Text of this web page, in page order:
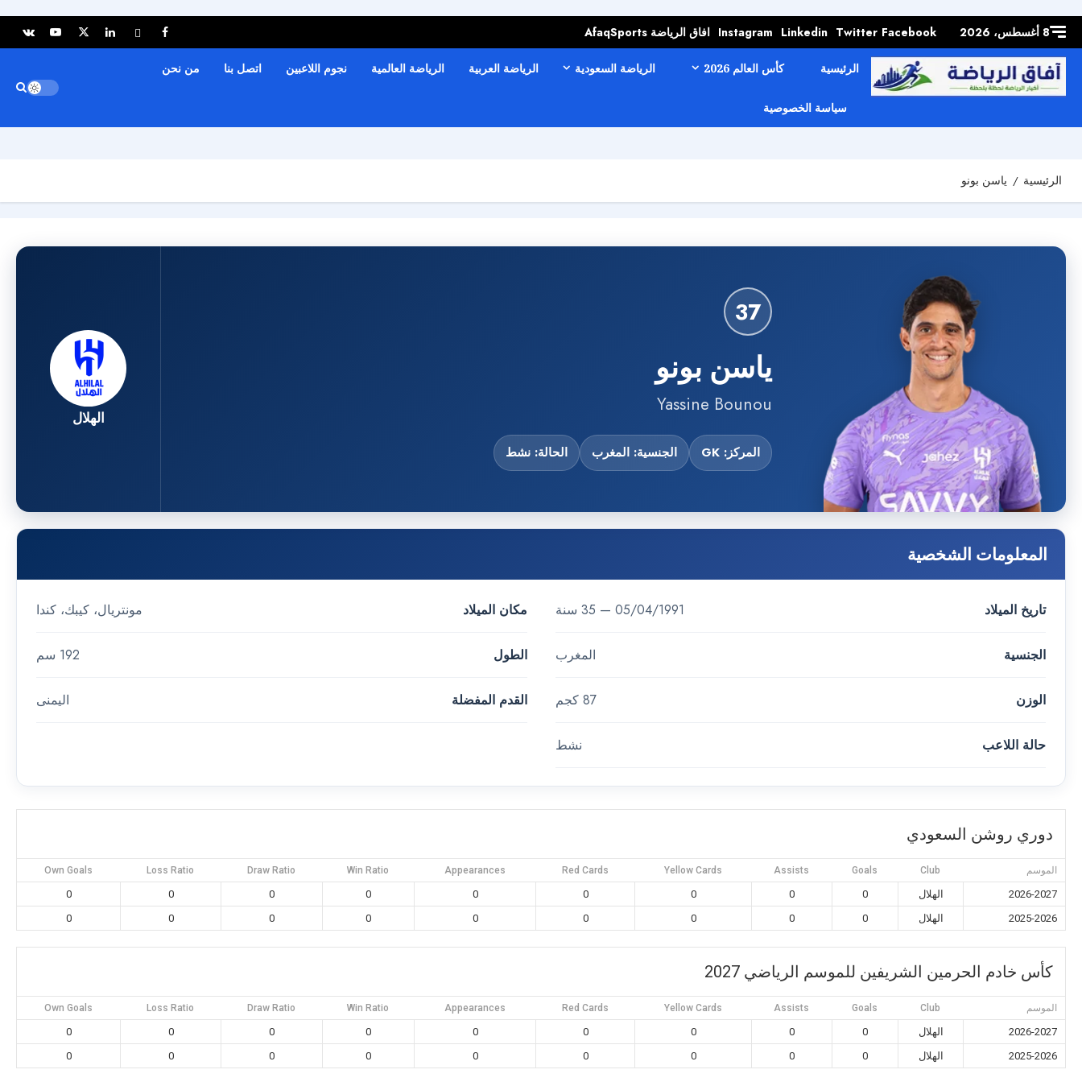
content8 أغسطس، 2026 Facebook
Twitter
Linkedin
Instagram افاق الرياضة AfaqSports
الرئيسية كأس العالم 2026 الرياضة السعودية الرياضة العربية الرياضة العالمية نجوم اللاعبين اتصل بنا من نحن
سياسة الخصوصية
الرئيسية ياسن بونو
37
ياسن بونو
Yassine Bounou
المركز: GK الجنسية: المغرب الحالة: نشط
الهلال
المعلومات الشخصية
تاريخ الميلاد 05/04/1991 — 35 سنة مكان الميلاد مونتريال، كيبك، كندا
الجنسية المغرب الطول 192 سم
الوزن 87 كجم القدم المفضلة اليمنى
حالة اللاعب نشط
دوري روشن السعودي
الموسم Club
Goals
Assists
Yellow Cards
Red Cards
Appearances
Win Ratio
Draw Ratio
Loss Ratio
Own Goals
2026-2027 الهلال 0
0
0
0
0
0
0
0
0
2025-2026
الهلال 0
0
0
0
0
0
0
0
0
كأس خادم الحرمين الشريفين للموسم الرياضي 2027
الموسم Club
Goals
Assists
Yellow Cards
Red Cards
Appearances
Win Ratio
Draw Ratio
Loss Ratio
Own Goals
2026-2027 الهلال 0
0
0
0
0
0
0
0
0
2025-2026
الهلال 0
0
0
0
0
0
0
0
0